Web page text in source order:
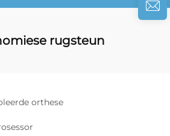
rugsteun
orthese